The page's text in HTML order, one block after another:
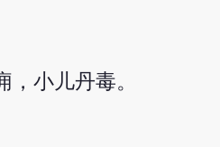
小儿丹毒。